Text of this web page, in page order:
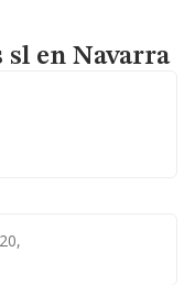
sl en Navarra